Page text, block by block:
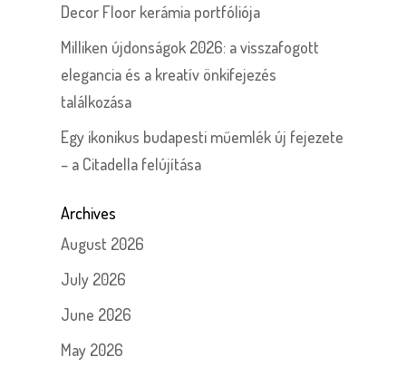
Decor Floor kerámia portfóliója
Milliken újdonságok 2026: a visszafogott
elegancia és a kreatív önkifejezés
találkozása
Egy ikonikus budapesti műemlék új fejezete
– a Citadella felújítása
Archives
August 2026
July 2026
June 2026
May 2026